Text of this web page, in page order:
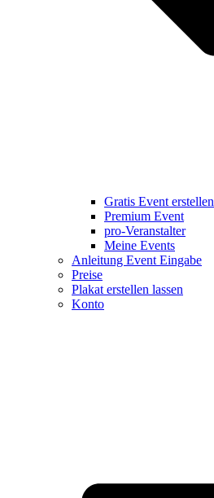
Gratis Event erstellen
Premium Event
pro-Veranstalter
Meine Events
Anleitung Event Eingabe
Preise
Plakat erstellen lassen
Konto